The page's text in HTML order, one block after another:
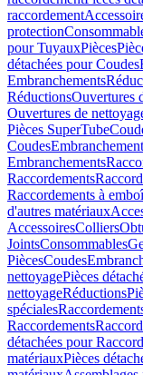
raccordement
protection
pour TuyauxPièces
détachées pour Coudes
Embranchements
RéductionsOuvertures
Ouvertures de
Pièces SuperTube
Coudes
Embranchements
Raccordements
Raccordements à
d'autres matériaux
AccessoiresColliers
JointsConsommables
PiècesCoudes
nettoyagePièces
nettoyageRéductions
spéciales
Raccordements
détachées pour
matériauxPièces